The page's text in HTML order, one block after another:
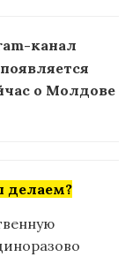
канал
о Молдове
делаем?